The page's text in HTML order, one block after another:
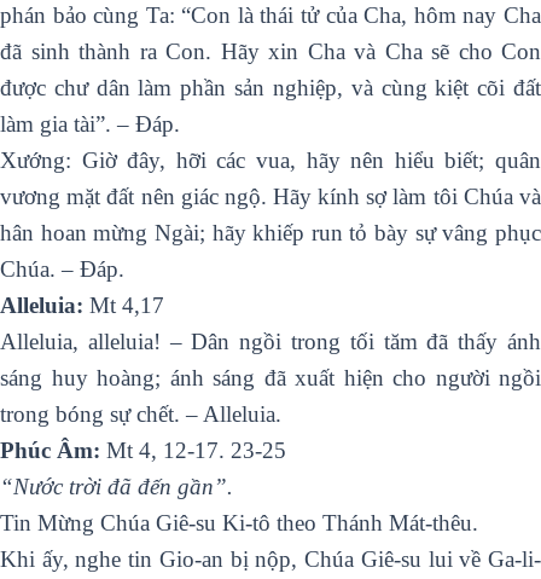
phán bảo cùng Ta: “Con là thái tử của Cha, hôm nay Cha
đã sinh thành ra Con. Hãy xin Cha và Cha sẽ cho Con
được chư dân làm phần sản nghiệp, và cùng kiệt cõi đất
làm gia tài”. – Ðáp.
Xướng: Giờ đây, hỡi các vua, hãy nên hiểu biết; quân
vương mặt đất nên giác ngộ. Hãy kính sợ làm tôi Chúa và
hân hoan mừng Ngài; hãy khiếp run tỏ bày sự vâng phục
Chúa. – Ðáp.
Alleluia: Mt 4,17
Alleluia, alleluia! – Dân ngồi trong tối tăm đã thấy ánh
sáng huy hoàng; ánh sáng đã xuất hiện cho người ngồi
trong bóng sự chết. – Alleluia.
Phúc Âm: Mt 4, 12-17. 23-25
“Nước trời đã đến gần”.
Tin Mừng Chúa Giê-su Ki-tô theo Thánh Mát-thêu.
Khi ấy, nghe tin Gio-an bị nộp, Chúa Giê-su lui về Ga-li-